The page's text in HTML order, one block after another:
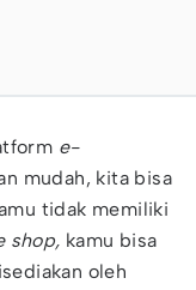
e-
mudah, kita bisa
tidak memiliki
shop, kamu bisa
oleh